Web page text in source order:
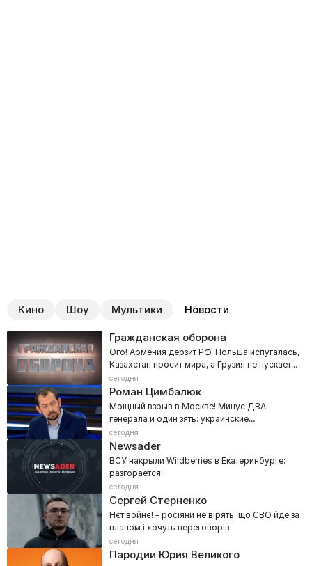
Кино Шоу Мультики Новости
Гражданская оборона
Ого! Армения дерзит РФ, Польша испугалась,
Казахстан просит мира, а Грузия не пускает
Ани Лорак
сегодня
Роман Цимбалюк
Мощный взрыв в Москве! Минус ДВА
генерала и один зять: украинские
спецслужбы рвут столицу РФ
сегодня
Newsader
ВСУ накрыли Wildberries в Екатеринбурге:
разгорается!
сегодня
Сергей Стерненко
Нєт войнє! – росіяни не вірять, що СВО йде за
планом і хочуть переговорів
сегодня
Пародии Юрия Великого